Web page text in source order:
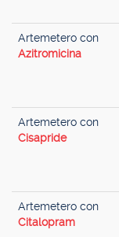
Artemetero con
Azitromicina
Artemetero con
Cisapride
Artemetero con
Citalopram